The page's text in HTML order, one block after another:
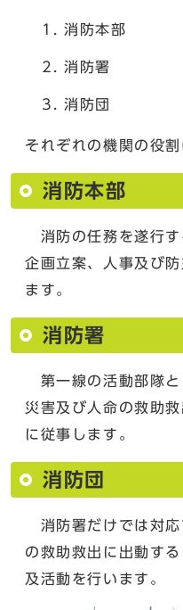
消防本部
消防署
消防団
それぞれの機関の役
消防本部
消防の任務を遂行す
企画立案、人事及び
ます。
消防署
第一線の活動部隊と
災害及び人命の救助
に従事します。
消防団
消防署だけでは対応
の救助救出に出動す
及活動を行います。